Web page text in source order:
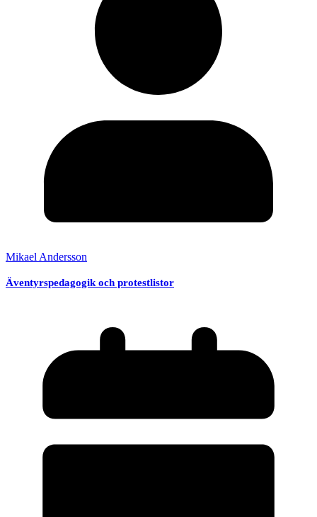
Mikael Andersson
Äventyrspedagogik och protestlistor